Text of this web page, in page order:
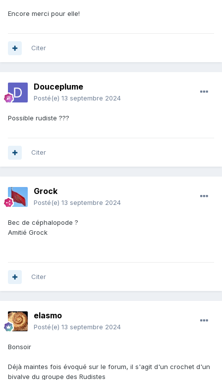
Encore merci pour elle!
Citer
Douceplume
Posté(e) 13 septembre 2024
Possible rudiste ???
Citer
Grock
Posté(e) 13 septembre 2024
Bec de céphalopode ?
Amitié Grock
Citer
elasmo
Posté(e) 13 septembre 2024
Bonsoir
Déjà maintes fois évoqué sur le forum, il s'agit d'un crochet d'un
bivalve du groupe des Rudistes